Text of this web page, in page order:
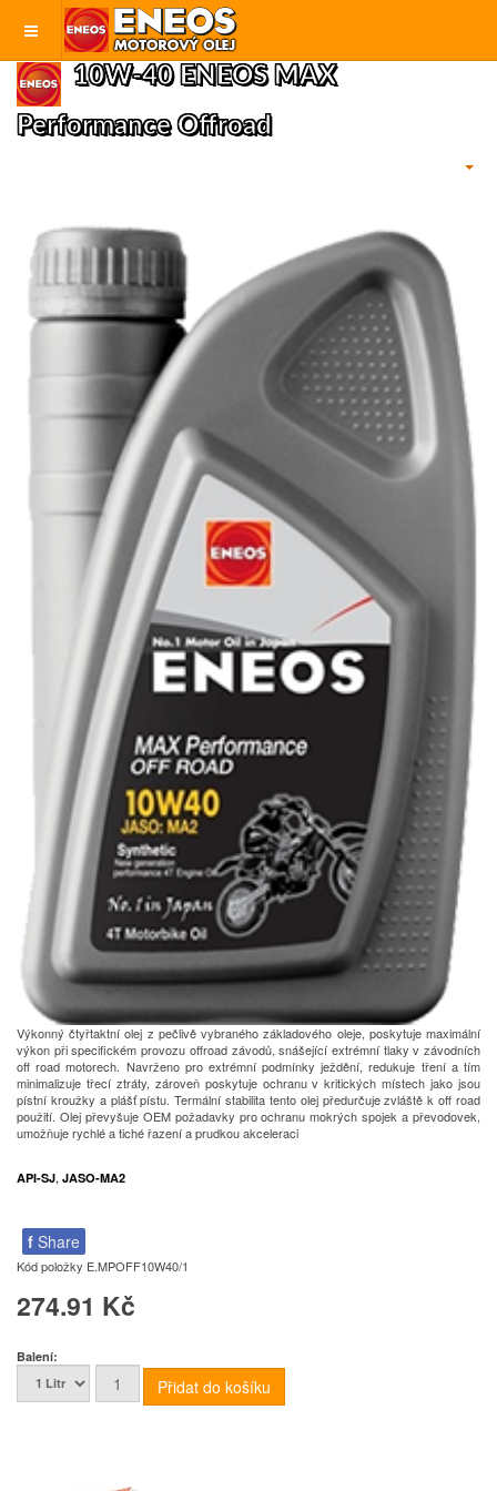
10W-40 ENEOS MAX
Performance Offroad
Výkonný čtyřtaktní olej z pečlivě vybraného základového oleje, poskytuje maximální
výkon při specifickém provozu offroad závodů, snášející extrémní tlaky v závodních
off road motorech. Navrženo pro extrémní podmínky ježdění, redukuje tření a tím
minimalizuje třecí ztráty, zároveň poskytuje ochranu v kritických místech jako jsou
pístní kroužky a plášť pístu. Termální stabilita tento olej předurčuje zvláště k off road
použití. Olej převyšuje OEM požadavky pro ochranu mokrých spojek a převodovek,
umožňuje rychlé a tiché řazení a prudkou akceleraci
API-SJ, JASO-MA2
f Share
Kód položky E.MPOFF10W40/1
274.91 Kč
Balení: